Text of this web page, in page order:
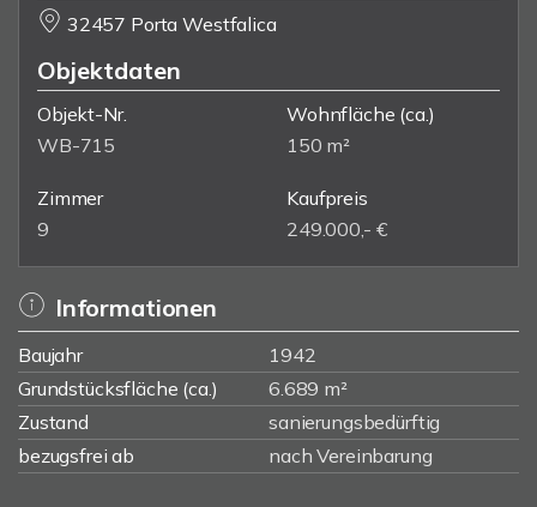
32457 Porta Westfalica
Objektdaten
Objekt-Nr.
WB-715
Wohnfläche (ca.)
150 m²
Zimmer
9
Kaufpreis
249.000,- €
Informationen
Baujahr
1942
Grundstücksfläche (ca.)
6.689 m²
Zustand
sanierungsbedürftig
bezugsfrei ab
nach Vereinbarung